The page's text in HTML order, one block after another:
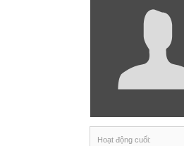
Hoạt động cuối: